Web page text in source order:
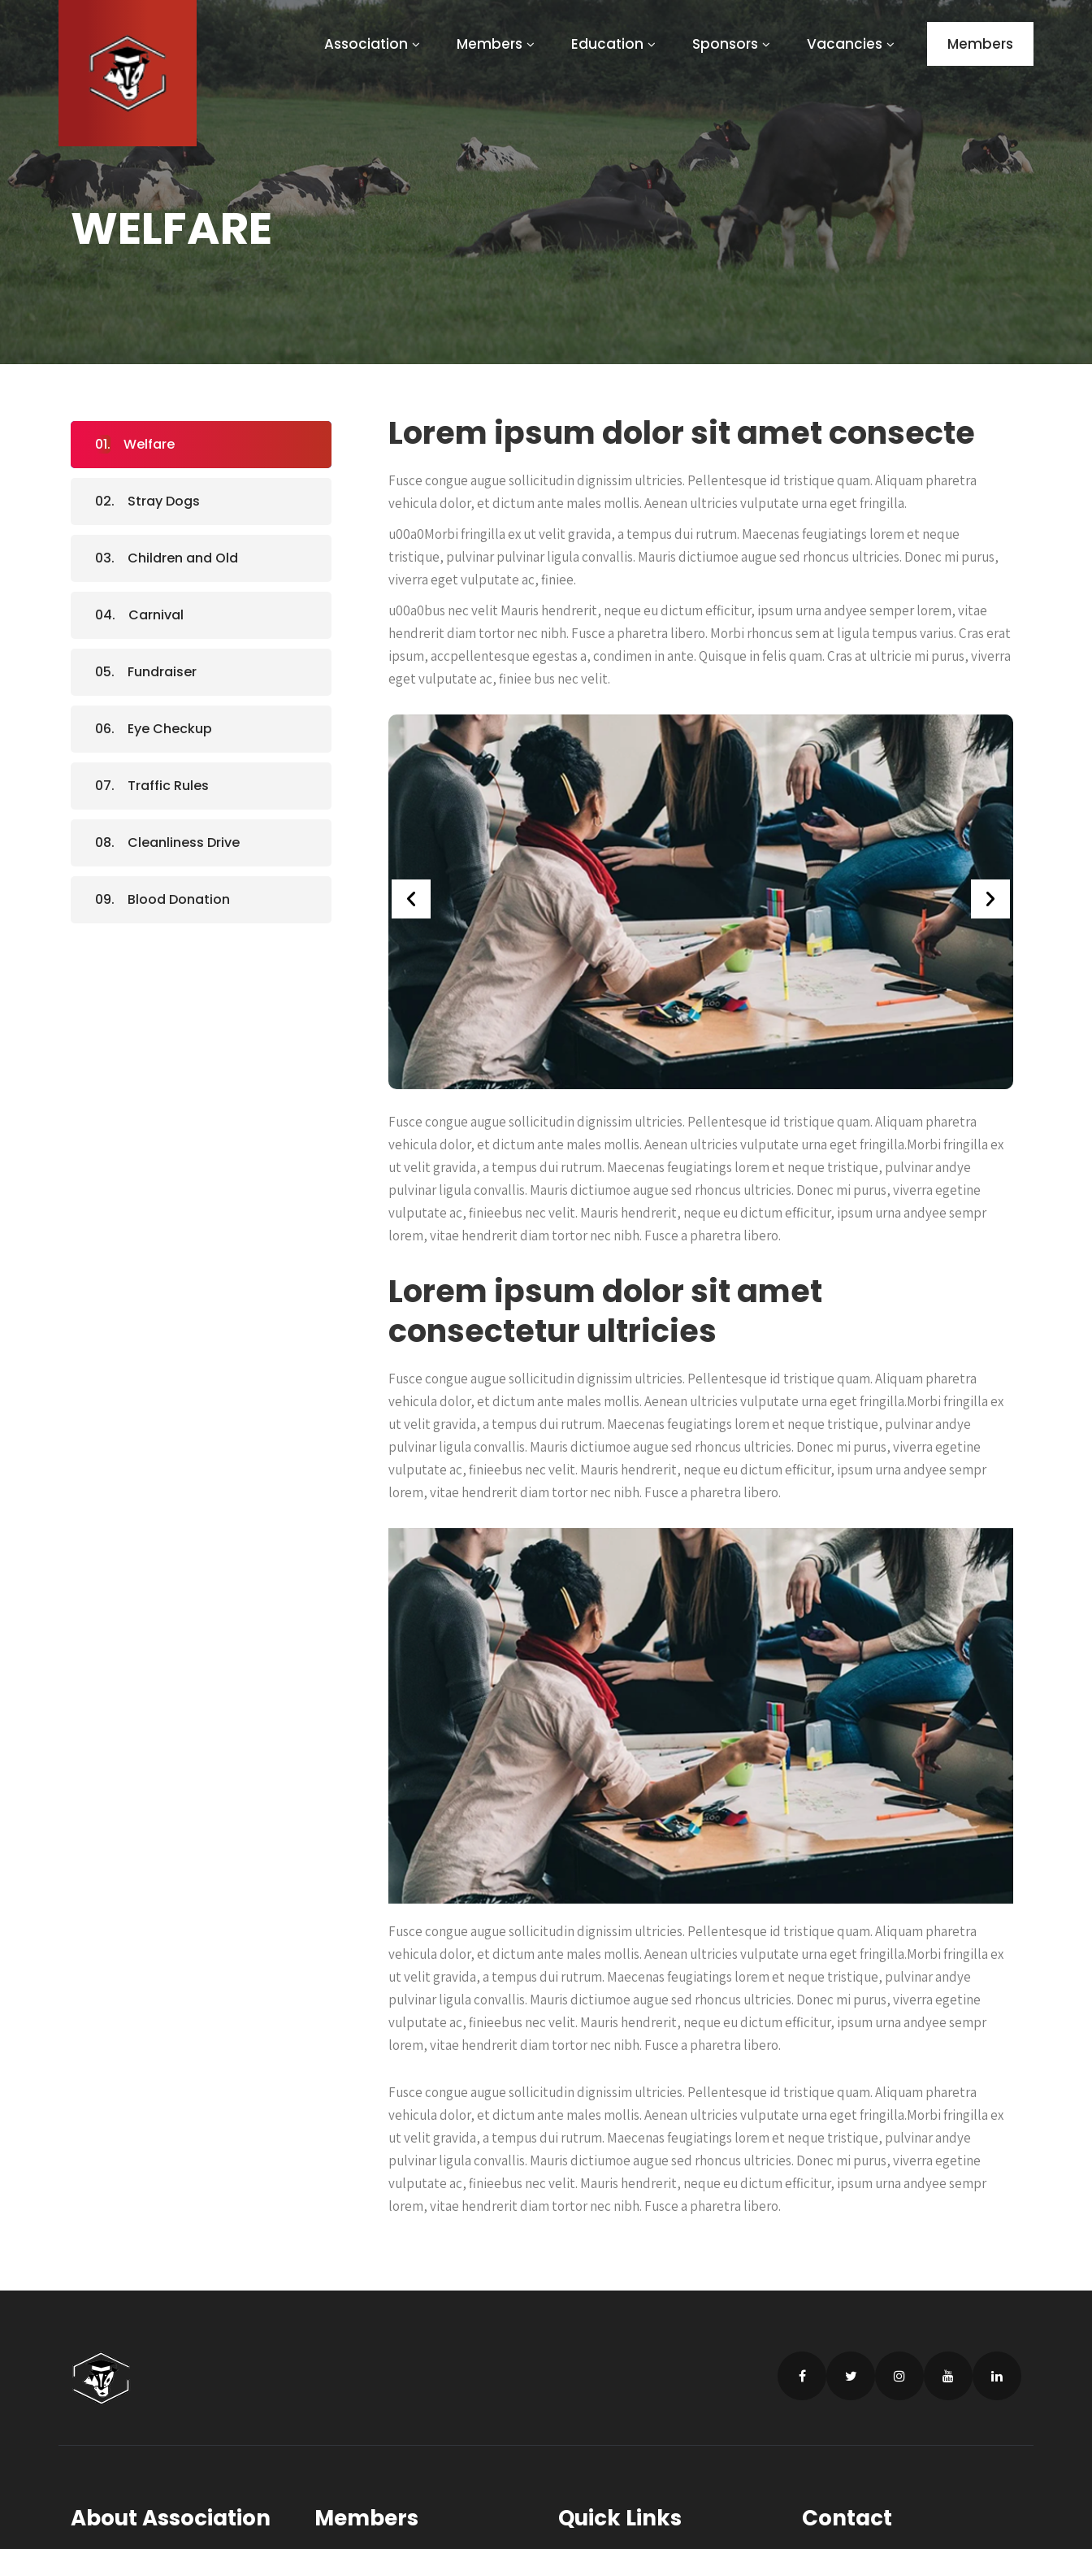
Association Members Education Sponsors Vacancies Members
WELFARE
Lorem ipsum dolor sit amet consecte
Fusce congue augue sollicitudin dignissim ultricies. Pellentesque id tristique quam. Aliquam pharetra
vehicula dolor, et dictum ante males mollis. Aenean ultricies vulputate urna eget fringilla.
u00a0Morbi fringilla ex ut velit gravida, a tempus dui rutrum. Maecenas feugiatings lorem et neque
tristique, pulvinar pulvinar ligula convallis. Mauris dictiumoe augue sed rhoncus ultricies. Donec mi purus,
viverra eget vulputate ac, finiee.
u00a0bus nec velit Mauris hendrerit, neque eu dictum efficitur, ipsum urna andyee semper lorem, vitae
hendrerit diam tortor nec nibh. Fusce a pharetra libero. Morbi rhoncus sem at ligula tempus varius. Cras erat
ipsum, accpellentesque egestas a, condimen in ante. Quisque in felis quam. Cras at ultricie mi purus, viverra
eget vulputate ac, finiee bus nec velit.
Fusce congue augue sollicitudin dignissim ultricies. Pellentesque id tristique quam. Aliquam pharetra
vehicula dolor, et dictum ante males mollis. Aenean ultricies vulputate urna eget fringilla.Morbi fringilla ex
ut velit gravida, a tempus dui rutrum. Maecenas feugiatings lorem et neque tristique, pulvinar andye
pulvinar ligula convallis. Mauris dictiumoe augue sed rhoncus ultricies. Donec mi purus, viverra egetine
vulputate ac, finieebus nec velit. Mauris hendrerit, neque eu dictum efficitur, ipsum urna andyee sempr
lorem, vitae hendrerit diam tortor nec nibh. Fusce a pharetra libero.
Lorem ipsum dolor sit amet
consectetur ultricies
Fusce congue augue sollicitudin dignissim ultricies. Pellentesque id tristique quam. Aliquam pharetra
vehicula dolor, et dictum ante males mollis. Aenean ultricies vulputate urna eget fringilla.Morbi fringilla ex
ut velit gravida, a tempus dui rutrum. Maecenas feugiatings lorem et neque tristique, pulvinar andye
pulvinar ligula convallis. Mauris dictiumoe augue sed rhoncus ultricies. Donec mi purus, viverra egetine
vulputate ac, finieebus nec velit. Mauris hendrerit, neque eu dictum efficitur, ipsum urna andyee sempr
lorem, vitae hendrerit diam tortor nec nibh. Fusce a pharetra libero.
Fusce congue augue sollicitudin dignissim ultricies. Pellentesque id tristique quam. Aliquam pharetra
vehicula dolor, et dictum ante males mollis. Aenean ultricies vulputate urna eget fringilla.Morbi fringilla ex
ut velit gravida, a tempus dui rutrum. Maecenas feugiatings lorem et neque tristique, pulvinar andye
pulvinar ligula convallis. Mauris dictiumoe augue sed rhoncus ultricies. Donec mi purus, viverra egetine
vulputate ac, finieebus nec velit. Mauris hendrerit, neque eu dictum efficitur, ipsum urna andyee sempr
lorem, vitae hendrerit diam tortor nec nibh. Fusce a pharetra libero.
Fusce congue augue sollicitudin dignissim ultricies. Pellentesque id tristique quam. Aliquam pharetra
vehicula dolor, et dictum ante males mollis. Aenean ultricies vulputate urna eget fringilla.Morbi fringilla ex
ut velit gravida, a tempus dui rutrum. Maecenas feugiatings lorem et neque tristique, pulvinar andye
pulvinar ligula convallis. Mauris dictiumoe augue sed rhoncus ultricies. Donec mi purus, viverra egetine
vulputate ac, finieebus nec velit. Mauris hendrerit, neque eu dictum efficitur, ipsum urna andyee sempr
lorem, vitae hendrerit diam tortor nec nibh. Fusce a pharetra libero.
Welfare
Stray Dogs
Children and Old
Carnival
Fundraiser
Eye Checkup
Traffic Rules
Cleanliness Drive
Blood Donation
About Association Members Quick Links Contact